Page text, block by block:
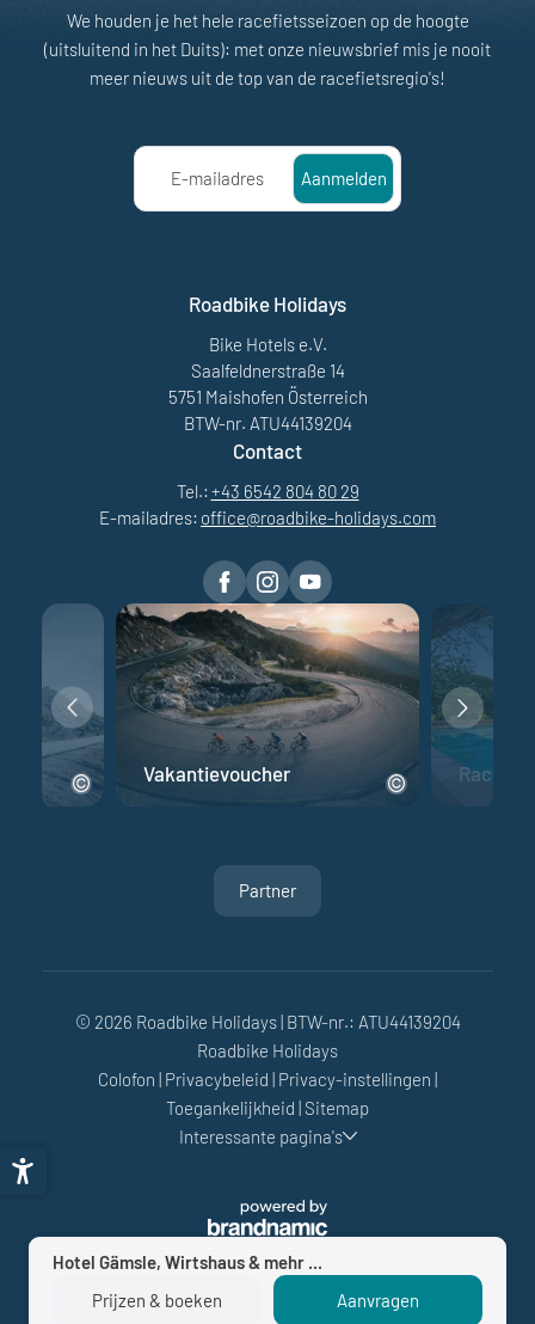
Hotel Gämsle, Wirtshaus & mehr ...
Prijzen & boeken
Aanvragen
We houden je het hele racefietsseizoen op de hoogte
(uitsluitend in het Duits): met onze nieuwsbrief mis je nooit
meer nieuws uit de top van de racefietsregio's!
E-mailadres Aanmelden
Roadbike Holidays
Bike Hotels e.V.
Saalfeldnerstraße 14
5751 Maishofen Österreich
BTW-nr. ATU44139204
Contact
Tel.: +43 6542 804 80 29
E-mailadres: office@roadbike-holidays.com
Vakantievoucher
Partner
© 2026 Roadbike Holidays| BTW-nr.: ATU44139204
Roadbike Holidays
Colofon | Privacybeleid | Privacy-instellingen |
Toegankelijkheid | Sitemap
Interessante pagina's